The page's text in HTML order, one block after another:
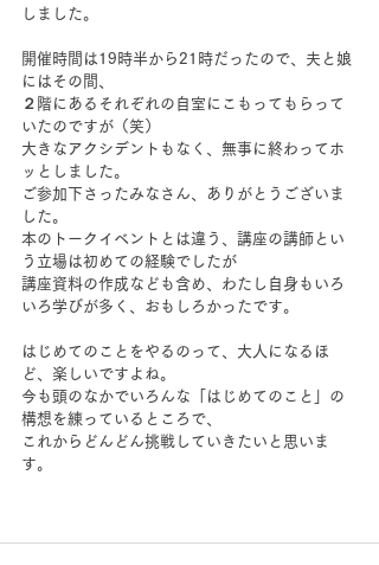
しました。
開催時間は19時半から21時だったので、夫と娘
にはその間、
２階にあるそれぞれの自室にこもってもらって
いたのですが（笑）
大きなアクシデントもなく、無事に終わってホ
ッとしました。
ご参加下さったみなさん、ありがとうございま
した。
本のトークイベントとは違う、講座の講師とい
う立場は初めての経験でしたが
講座資料の作成なども含め、わたし自身もいろ
いろ学びが多く、おもしろかったです。
はじめてのことをやるのって、大人になるほ
ど、楽しいですよね。
今も頭のなかでいろんな「はじめてのこと」の
構想を練っているところで、
これからどんどん挑戦していきたいと思いま
す。